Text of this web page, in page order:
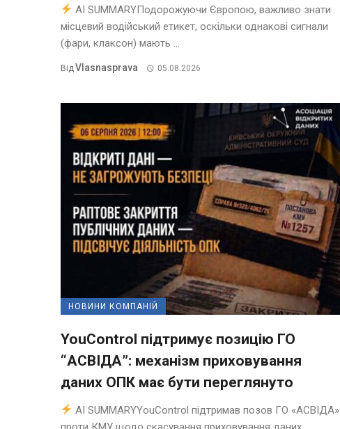
AI SUMMARYПодорожуючи Європою, важливо знати
місцевий водійський етикет, оскільки однакові сигнали
(фари, клаксон) мають ...
ВідVlasnasprava 05.08.2026
НОВИНИ КОМПАНІЙ
YouControl підтримує позицію ГО
“АСВІДА”: механізм приховування
даних ОПК має бути переглянуто
AI SUMMARYYouControl підтримав позов ГО «АСВІДА»